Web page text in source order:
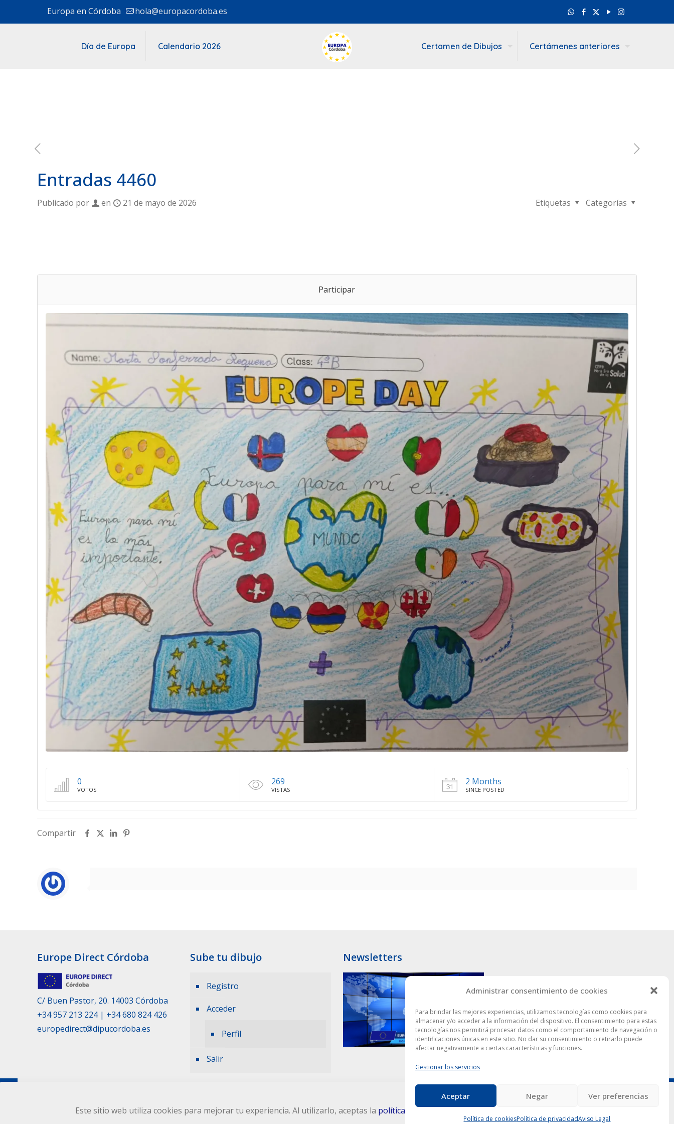
Administrar consentimiento de cookies
Para brindar las mejores experiencias, utilizamos tecnologías como cookies para
almacenar y/o acceder a la información del dispositivo. El consentimiento para estas
tecnologías nos permitirá procesar datos como el comportamiento de navegación o
identificaciones únicas en este sitio. No dar su consentimiento o retirarlo puede
afectar negativamente a ciertas características y funciones.
Gestionar los servicios
Aceptar Negar Ver preferencias
Política de cookiesPolítica de privacidadAviso Legal
Europa en Córdoba hola@europacordoba.es
Día de Europa Calendario 2026 Certamen de Dibujos Certámenes anteriores
Entradas 4460
Publicado por en 21 de mayo de 2026 Categorías
Etiquetas
Participar
0
VOTOS
269
VISTAS
2 Months
SINCE POSTED
Compartir
Europe Direct Córdoba
C/ Buen Pastor, 20. 14003 Córdoba
+34 957 213 224| +34 680 824 426
europedirect@dipucordoba.es
Sube tu dibujo
Registro
Acceder
Perfil
Salir
Newsletters
Europa Córdoba © 2024 |Aviso Legal|Privacidad| Todos los derechos reservados
Este sitio web utiliza cookies para mejorar tu experiencia. Al utilizarlo, aceptas la política de protección de datos.